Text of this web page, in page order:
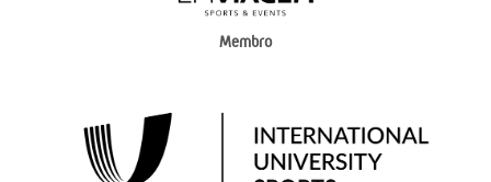
Membro